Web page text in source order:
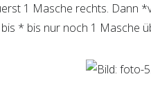
1 Masche rechts. Dann
* bis nur noch 1 Masche